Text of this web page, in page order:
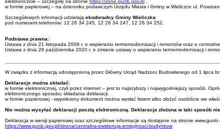
elektronicznie – szczegóły na stronie https://zone.gunb.gov.pl
w formie papierowej – na dzienniku podawczym Urzędu Miasta i Gminy w Wieliczce ul.
Szczegółowych informacji udzielają ekodoradcy Gminy Wieliczka
pod numerami telefonów: 12 26 34 245, 12 26 34 247, 12 26 34 252.
Podstawa prawna:
Ustawa z dnia 21 listopada 2008 r. o wspieraniu termomodernizacji i remontów oraz o
Ustawa z dnia 28 października 2020 r. o zmianie ustawy o wspieraniu termomodernizacji i
W związku z informacją udostępnioną przez Główny Urząd Nadzoru Budowlanego od 1 lipca
Deklaracje można składać:
w formie elektronicznej, czyli przez internet – jest to najszybszy i najwygodniejszy sposób.
elektronicznego sposobu składania deklaracji.
w formie papierowej - wypełniony dokument można wysłać listem albo złożyć osobiście we
Nie można wysyłać deklaracji pocztą elektroniczną. Deklaracja złożona w taki sposób
Deklaracja w wersji papierowej oraz szczegółowe informacje są dostępne na stronie
https://www.gunb.gov.pl/strona/centralna-ewidencja-emisyjnosci-budynkow